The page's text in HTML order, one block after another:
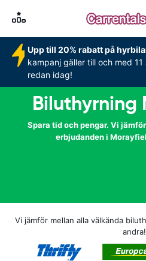
Upp till 20% rabatt på
kampanj gäller till och med
redan idag!
Biluthyrning
Spara tid och pengar. Vi
erbjudanden i
Vi jämför mellan alla välkända
andra!